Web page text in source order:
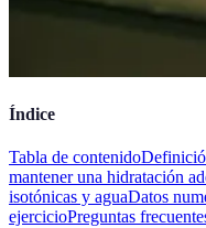
Índice
Tabla de contenido
mantener una hidratación
isotónicas y aguaDatos
ejercicioPreguntas